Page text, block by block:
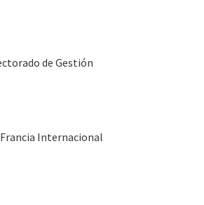
de Gestión
Internacional